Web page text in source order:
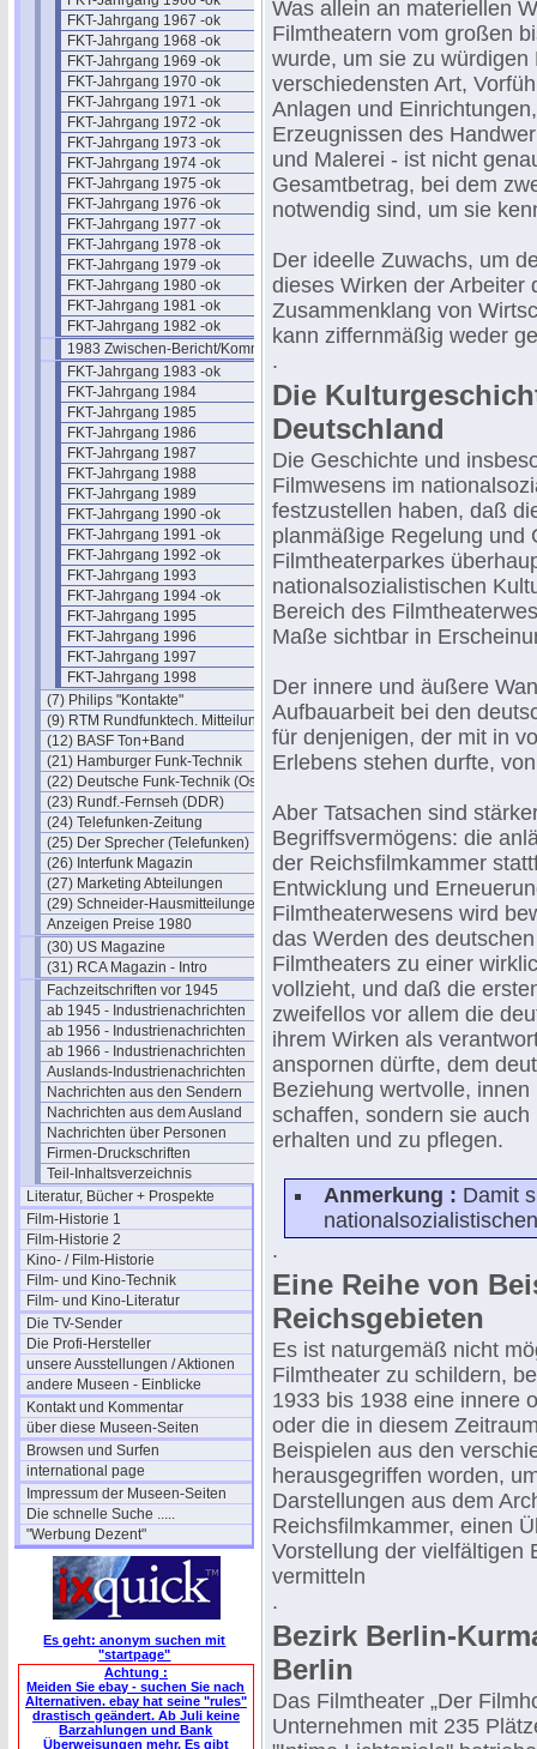
FKT-Jahrgang 1967 -ok
FKT-Jahrgang 1968 -ok
FKT-Jahrgang 1969 -ok
FKT-Jahrgang 1970 -ok
FKT-Jahrgang 1971 -ok
FKT-Jahrgang 1972 -ok
FKT-Jahrgang 1973 -ok
FKT-Jahrgang 1974 -ok
FKT-Jahrgang 1975 -ok
FKT-Jahrgang 1976 -ok
FKT-Jahrgang 1977 -ok
FKT-Jahrgang 1978 -ok
FKT-Jahrgang 1979 -ok
FKT-Jahrgang 1980 -ok
FKT-Jahrgang 1981 -ok
FKT-Jahrgang 1982 -ok
1983 Zwischen-Bericht/Kommentar
FKT-Jahrgang 1983 -ok
FKT-Jahrgang 1984
FKT-Jahrgang 1985
FKT-Jahrgang 1986
FKT-Jahrgang 1987
FKT-Jahrgang 1988
FKT-Jahrgang 1989
FKT-Jahrgang 1990 -ok
FKT-Jahrgang 1991 -ok
FKT-Jahrgang 1992 -ok
FKT-Jahrgang 1993
FKT-Jahrgang 1994 -ok
FKT-Jahrgang 1995
FKT-Jahrgang 1996
FKT-Jahrgang 1997
FKT-Jahrgang 1998
(7) Philips "Kontakte"
(9) RTM Rundfunktech. Mitteilungen
(12) BASF Ton+Band
(21) Hamburger Funk-Technik
(22) Deutsche Funk-Technik (Ost)
(23) Rundf.-Fernseh (DDR)
(24) Telefunken-Zeitung
(25) Der Sprecher (Telefunken)
(26) Interfunk Magazin
(27) Marketing Abteilungen
(29) Schneider-Hausmitteilungen
Anzeigen Preise 1980
(30) US Magazine
(31) RCA Magazin - Intro
Fachzeitschriften vor 1945
ab 1945 - Industrienachrichten
ab 1956 - Industrienachrichten
ab 1966 - Industrienachrichten
Auslands-Industrienachrichten
Nachrichten aus den Sendern
Nachrichten aus dem Ausland
Nachrichten über Personen
Firmen-Druckschriften
Teil-Inhaltsverzeichnis
Literatur, Bücher + Prospekte
Film-Historie 1
Film-Historie 2
Kino- / Film-Historie
Film- und Kino-Technik
Film- und Kino-Literatur
Die TV-Sender
Die Profi-Hersteller
unsere Ausstellungen / Aktionen
andere Museen - Einblicke
Kontakt und Kommentar
über diese Museen-Seiten
Browsen und Surfen
international page
Impressum der Museen-Seiten
Die schnelle Suche .....
"Werbung Dezent"
Es geht: anonym suchen mit
"startpage"
Achtung :
Meiden Sie ebay - suchen Sie nach
Alternativen. ebay hat seine "rules"
drastisch geändert. Ab Juli keine
Barzahlungen und Bank
Überweisungen mehr. Es gibt
Was allein an materiellen
Filmtheatern vom großen
wurde, um sie zu
verschiedensten Art,
Anlagen und
Erzeugnissen des
und Malerei - ist nicht
Gesamtbetrag, bei dem
notwendig sind, um sie
Der ideelle Zuwachs, um
dieses Wirken der Arbeiter
Zusammenklang von
kann ziffernmäßig weder
.
Die
Deutschland
Die Geschichte und
Filmwesens im
festzustellen haben, daß
planmäßige Regelung und
Filmtheaterparkes
nationalsozialistischen
Bereich des
Maße sichtbar in
Der innere und äußere
Aufbauarbeit bei den
für denjenigen, der mit in
Erlebens stehen durfte,
Aber Tatsachen sind
Begriffsvermögens: die
der Reichsfilmkammer
Entwicklung und
Filmtheaterwesens wird
das Werden des deutschen
Filmtheaters zu einer
vollzieht, und daß die
zweifellos vor allem die
ihrem Wirken als
anspornen dürfte, dem
Beziehung wertvolle,
schaffen, sondern sie
erhalten und zu pflegen.
Anmerkung : Damit
.
Eine Reihe von
Reichsgebieten
Es ist naturgemäß nicht
Filmtheater zu schildern,
1933 bis 1938 eine innere
oder die in diesem
Beispielen aus den
herausgegriffen worden,
Darstellungen aus dem
Reichsfilmkammer, einen
Vorstellung der vielfältigen
vermitteln
.
Bezirk Berlin-
Berlin
Das Filmtheater „Der
Unternehmen mit 235